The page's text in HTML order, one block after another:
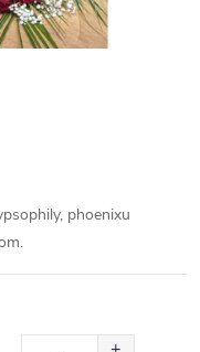
phoenixu